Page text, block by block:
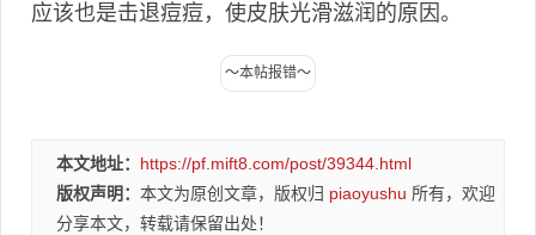
应该也是击退痘痘，使皮肤光滑滋润的原因。
本文地址： https://pf.mift8.com/post/39344.html
版权声明： 本文为原创文章，版权归 piaoyushu 所有，欢迎
分享本文，转载请保留出处！